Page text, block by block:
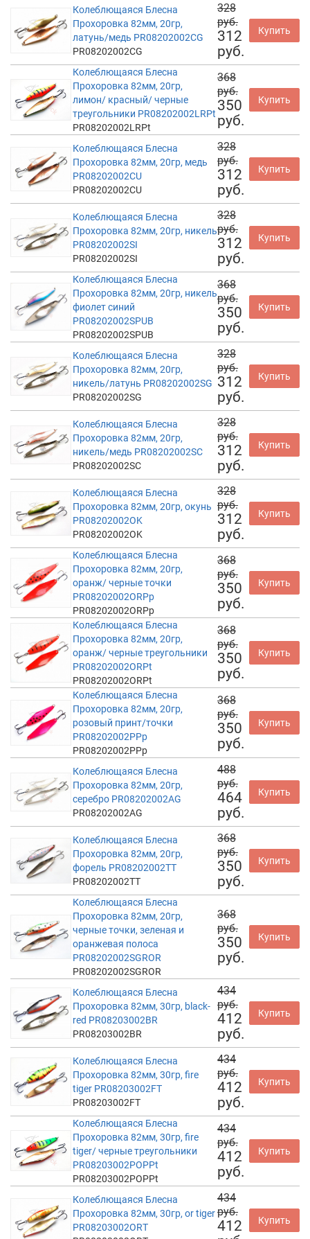
Колеблющаяся Блесна
Прохоровка 82мм, 20гр,
латунь/медь PR08202002CG
PR08202002CG
328
руб.
312
руб.
Купить
Колеблющаяся Блесна
Прохоровка 82мм, 20гр,
лимон/ красный/ черные
треугольники PR08202002LRPt
PR08202002LRPt
368
руб.
350
руб.
Купить
Колеблющаяся Блесна
Прохоровка 82мм, 20гр, медь
PR08202002CU
PR08202002CU
328
руб.
312
руб.
Купить
Колеблющаяся Блесна
Прохоровка 82мм, 20гр, никель
PR08202002SI
PR08202002SI
328
руб.
312
руб.
Купить
Колеблющаяся Блесна
Прохоровка 82мм, 20гр, никель
фиолет синий
PR08202002SPUB
PR08202002SPUB
368
руб.
350
руб.
Купить
Колеблющаяся Блесна
Прохоровка 82мм, 20гр,
никель/латунь PR08202002SG
PR08202002SG
328
руб.
312
руб.
Купить
Колеблющаяся Блесна
Прохоровка 82мм, 20гр,
никель/медь PR08202002SC
PR08202002SC
328
руб.
312
руб.
Купить
Колеблющаяся Блесна
Прохоровка 82мм, 20гр, окунь
PR08202002OK
PR08202002OK
328
руб.
312
руб.
Купить
Колеблющаяся Блесна
Прохоровка 82мм, 20гр,
оранж/ черные точки
PR08202002ORPp
PR08202002ORPp
368
руб.
350
руб.
Купить
Колеблющаяся Блесна
Прохоровка 82мм, 20гр,
оранж/ черные треугольники
PR08202002ORPt
PR08202002ORPt
368
руб.
350
руб.
Купить
Колеблющаяся Блесна
Прохоровка 82мм, 20гр,
розовый принт/точки
PR08202002PPp
PR08202002PPp
368
руб.
350
руб.
Купить
Колеблющаяся Блесна
Прохоровка 82мм, 20гр,
серебро PR08202002AG
PR08202002AG
488
руб.
464
руб.
Купить
Колеблющаяся Блесна
Прохоровка 82мм, 20гр,
форель PR08202002TT
PR08202002TT
368
руб.
350
руб.
Купить
Колеблющаяся Блесна
Прохоровка 82мм, 20гр,
черные точки, зеленая и
оранжевая полоса
PR08202002SGROR
PR08202002SGROR
368
руб.
350
руб.
Купить
Колеблющаяся Блесна
Прохоровка 82мм, 30гр, black-
red PR08203002BR
PR08203002BR
434
руб.
412
руб.
Купить
Колеблющаяся Блесна
Прохоровка 82мм, 30гр, fire
tiger PR08203002FT
PR08203002FT
434
руб.
412
руб.
Купить
Колеблющаяся Блесна
Прохоровка 82мм, 30гр, fire
tiger/ черные треугольники
PR08203002POPPt
PR08203002POPPt
434
руб.
412
руб.
Купить
Колеблющаяся Блесна
Прохоровка 82мм, 30гр, or tiger
PR08203002ORT
434
руб.
412
Купить